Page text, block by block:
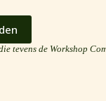
tevens de Workshop